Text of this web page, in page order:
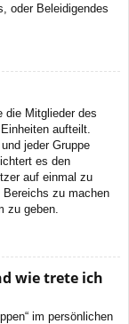
oder Beleidigendes
die Mitglieder des
aufteilt.
jeder Gruppe
es den
auf einmal zu
zu machen
zu geben.
wie trete ich
im persönlichen